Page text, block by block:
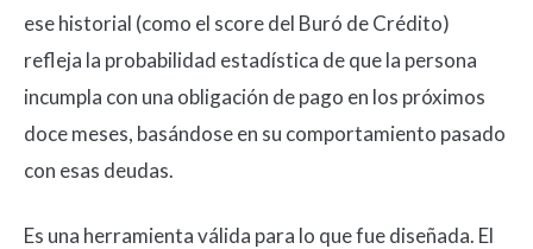
ese historial (como el score del Buró de Crédito)
refleja la probabilidad estadística de que la persona
incumpla con una obligación de pago en los próximos
doce meses, basándose en su comportamiento pasado
con esas deudas.
Es una herramienta válida para lo que fue diseñada. El